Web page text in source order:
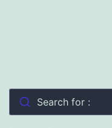
Search for :